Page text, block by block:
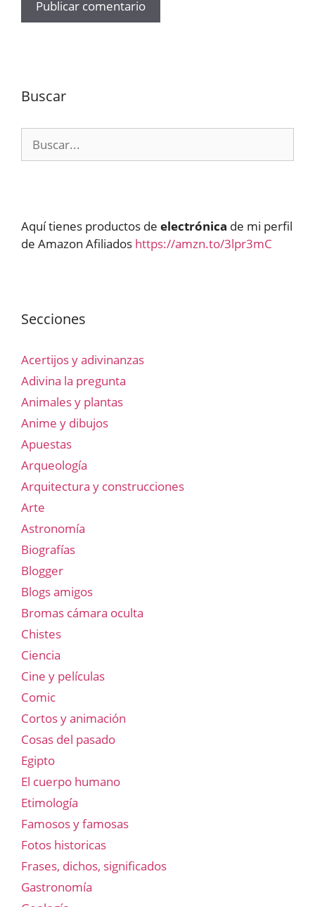
Buscar
Aquí tienes productos de electrónica de mi perfil
de Amazon Afiliados https://amzn.to/3lpr3mC
Secciones
Acertijos y adivinanzas
Adivina la pregunta
Animales y plantas
Anime y dibujos
Apuestas
Arqueología
Arquitectura y construcciones
Arte
Astronomía
Biografías
Blogger
Blogs amigos
Bromas cámara oculta
Chistes
Ciencia
Cine y películas
Comic
Cortos y animación
Cosas del pasado
Egipto
El cuerpo humano
Etimología
Famosos y famosas
Fotos historicas
Frases, dichos, significados
Gastronomía